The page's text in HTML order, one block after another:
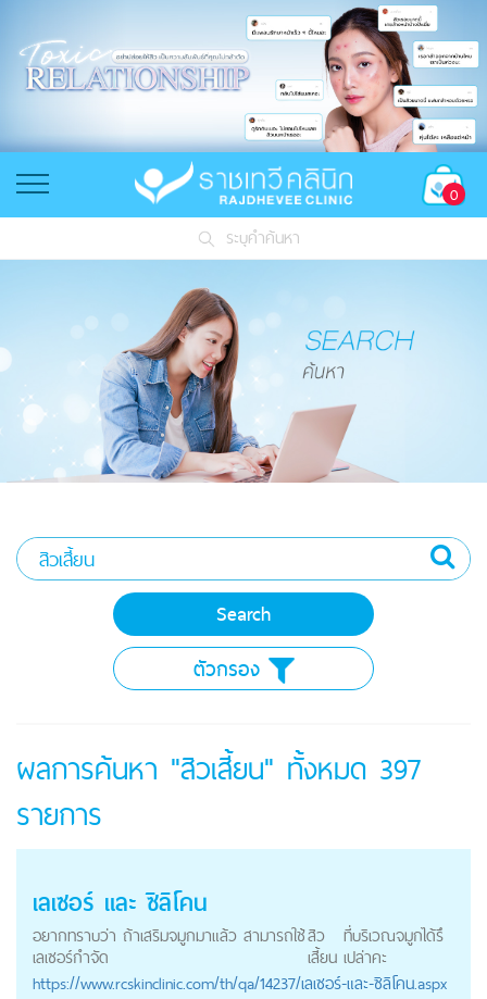
0
ระบุคำค้นหา
ตัวกรอง
ผลการค้นหา "สิวเสี้ยน" ทั้งหมด 397
รายการ
เลเซอร์ และ ซิลิโคน
อยากทราบว่า ถ้าเสริมจมูกมาแล้ว สามารถใช้
เลเซอร์กำจัด
สิว
เสี้ยน
ที่บริเวณจมูกได้รึ
เปล่าคะ
https://www.rcskinclinic.com/th/qa/14237/เลเซอร์-และ-ซิลิโคน.aspx